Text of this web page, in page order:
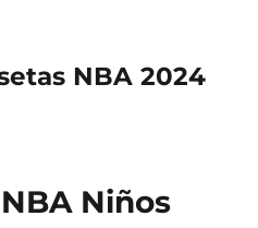
NBA 2024
Niños